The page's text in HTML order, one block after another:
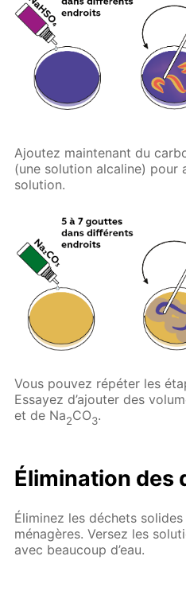
Ajoutez maintenant du
(une solution alcaline) pour
solution.
Vous pouvez répéter les
Essayez d’ajouter des
et de Na2CO3.
Élimination des
Éliminez les déchets
ménagères. Versez les
avec beaucoup d’eau.